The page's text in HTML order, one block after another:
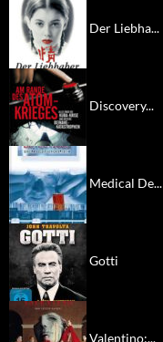
Der Liebha...
Discovery...
Medical De...
Gotti
Valentino:...